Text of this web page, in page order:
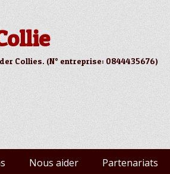
Collies. (N° entreprise: 0844435676)
Nous aider Partenariats